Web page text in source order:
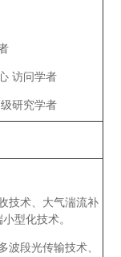
访问学者
研究学者
技术、大气湍流补
型化技术。
波段光传输技术、